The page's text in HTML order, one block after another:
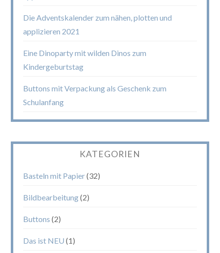
Die Adventskalender zum nähen, plotten und
applizieren 2021
Eine Dinoparty mit wilden Dinos zum
Kindergeburtstag
Buttons mit Verpackung als Geschenk zum
Schulanfang
KATEGORIEN
Basteln mit Papier(32)
Bildbearbeitung(2)
Buttons (2)
Das ist NEU (1)